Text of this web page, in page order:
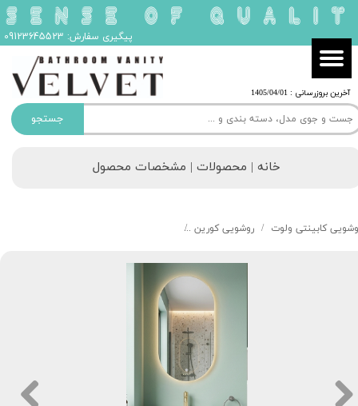
جستجو
پیگیری سفارش: 09123645523
​آخرین بروزرسانی : 1405/04/01
خانه | محصولات | مشخصات محصول
کابینتی ولوت روشویی کورین